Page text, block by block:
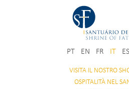
PT EN FR IT ES
VISITA IL NOSTRO
OSPITALITÀ NEL